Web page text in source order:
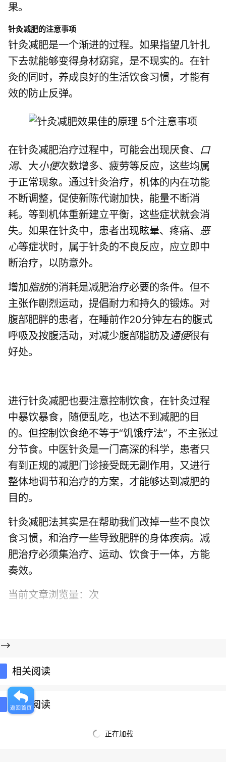
果。
针灸减肥的注意事项
针灸减肥是一个渐进的过程。如果指望几针扎
下去就能够变得身材窈窕，是不现实的。在针
灸的同时，养成良好的生活饮食习惯，才能有
效的防止反弹。
在针灸减肥治疗过程中，可能会出现厌食、 口
渴、大小便次数增多、疲劳等反应，这些均属
于正常现象。通过针灸治疗，机体的内在功能
不断调整，促使新陈代谢加快，能量不断消
耗。等到机体重新建立平衡，这些症状就会消
失。如果在针灸中，患者出现眩晕、疼痛、 恶
心等症状时，属于针灸的不良反应，应立即中
断治疗，以防意外。
增加脂肪的消耗是减肥治疗必要的条件。但不
主张作剧烈运动，提倡耐力和持久的锻炼。对
腹部肥胖的患者，在睡前作20分钟左右的腹式
呼吸及按腹活动，对减少腹部脂肪及通便很有
好处。
进行针灸减肥也要注意控制饮食，在针灸过程
中暴饮暴食，随便乱吃，也达不到减肥的目
的。但控制饮食绝不等于“饥饿疗法”，不主张过
分节食。中医针灸是一门高深的科学，患者只
有到正规的减肥门诊接受既无副作用，又进行
整体地调节和治疗的方案，才能够达到减肥的
目的。
针灸减肥法其实是在帮助我们改掉一些不良饮
食习惯，和治疗一些导致肥胖的身体疾病。减
肥治疗必须集治疗、运动、饮食于一体，方能
奏效。
当前文章浏览量： 次
-->
相关阅读
推荐阅读
正在加载